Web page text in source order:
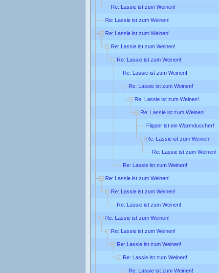
Re: Lassie ist zum Weinen!
Re: Lassie ist zum Weinen!
Re: Lassie ist zum Weinen!
Re: Lassie ist zum Weinen!
Re: Lassie ist zum Weinen!
Re: Lassie ist zum Weinen!
Re: Lassie ist zum Weinen!
Re: Lassie ist zum Weinen!
Re: Lassie ist zum Weinen!
Flipper ist ein Warmduscher!
Re: Lassie ist zum Weinen!
Re: Lassie ist zum Weinen!
Re: Lassie ist zum Weinen!
Re: Lassie ist zum Weinen!
Re: Lassie ist zum Weinen!
Re: Lassie ist zum Weinen!
Re: Lassie ist zum Weinen!
Re: Lassie ist zum Weinen!
Re: Lassie ist zum Weinen!
Re: Lassie ist zum Weinen!
Re: Lassie ist zum Weinen!